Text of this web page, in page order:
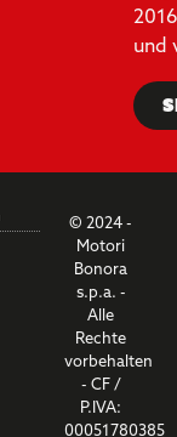
und
© 2024 -
Motori
Bonora
s.p.a. -
Alle
Rechte
vorbehalten
- CF /
P.IVA:
00051780385